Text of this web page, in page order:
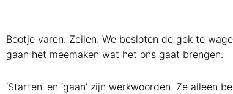
Bootje varen. Zeilen. We besloten de gok te
gaan het meemaken wat het ons gaat brengen.
‘Starten’ en ‘gaan’ zijn werkwoorden. Ze